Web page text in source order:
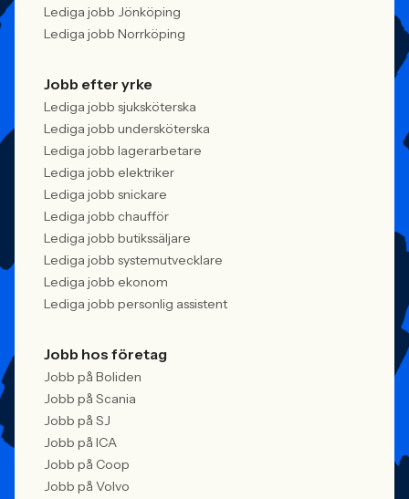
Lediga jobb Jönköping
Lediga jobb Norrköping
Jobb efter yrke
Lediga jobb sjuksköterska
Lediga jobb undersköterska
Lediga jobb lagerarbetare
Lediga jobb elektriker
Lediga jobb snickare
Lediga jobb chaufför
Lediga jobb butikssäljare
Lediga jobb systemutvecklare
Lediga jobb ekonom
Lediga jobb personlig assistent
Jobb hos företag
Jobb på Boliden
Jobb på Scania
Jobb på SJ
Jobb på ICA
Jobb på Coop
Jobb på Volvo